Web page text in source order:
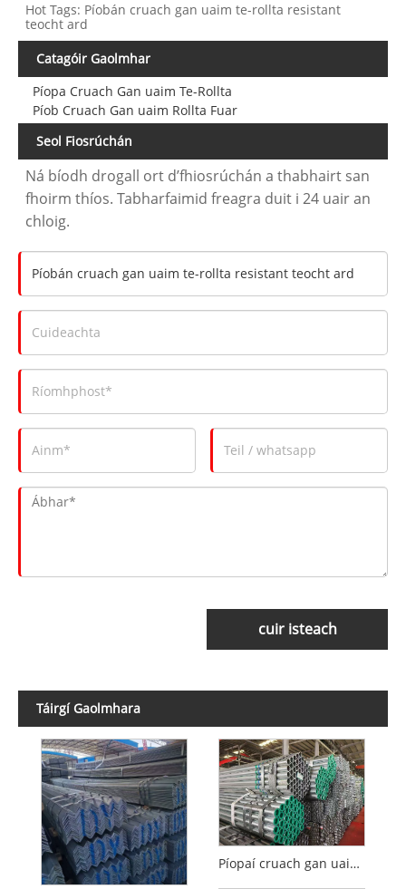
Hot Tags: Píobán cruach gan uaim te-rollta resistant
teocht ard
Catagóir Gaolmhar
Píopa Cruach Gan uaim Te-Rollta
Píob Cruach Gan uaim Rollta Fuar
Seol Fiosrúchán
Ná bíodh drogall ort d’fhiosrúchán a thabhairt san
fhoirm thíos. Tabharfaimid freagra duit i 24 uair an
chloig.
cuir isteach
Táirgí Gaolmhara
Píopaí cruach gan uaim te-rollta le haghaidh soláthar uisce agus draenála